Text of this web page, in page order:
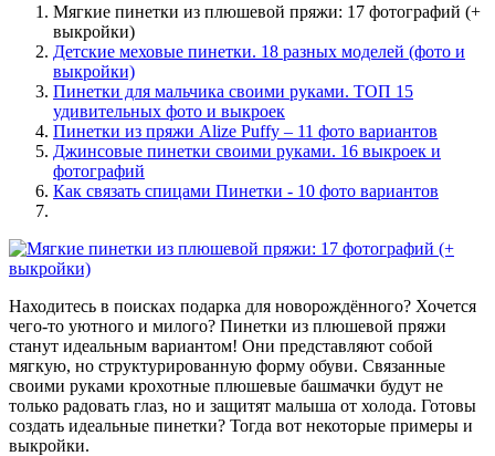
Мягкие пинетки из плюшевой пряжи: 17 фотографий (+
выкройки)
Детские меховые пинетки. 18 разных моделей (фото и
выкройки)
Пинетки для мальчика своими руками. ТОП 15
удивительных фото и выкроек
Пинетки из пряжи Alize Puffy – 11 фото вариантов
Джинсовые пинетки своими руками. 16 выкроек и
фотографий
Как связать спицами Пинетки - 10 фото вариантов
Находитесь в поисках подарка для новорождённого? Хочется
чего-то уютного и милого? Пинетки из плюшевой пряжи
станут идеальным вариантом! Они представляют собой
мягкую, но структурированную форму обуви. Связанные
своими руками крохотные плюшевые башмачки будут не
только радовать глаз, но и защитят малыша от холода. Готовы
создать идеальные пинетки? Тогда вот некоторые примеры и
выкройки.